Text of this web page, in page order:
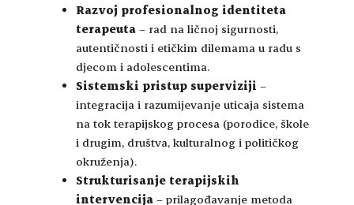
Razvoj profesionalnog identiteta
terapeuta – rad na ličnoj sigurnosti,
autentičnosti i etičkim dilemama u radu s
djecom i adolescentima.
Sistemski pristup superviziji –
integracija i razumijevanje uticaja sistema
na tok terapijskog procesa (porodice, škole
i drugim, društva, kulturalnog i političkog
okruženja).
Strukturisanje terapijskih
intervencija – prilagođavanje metoda